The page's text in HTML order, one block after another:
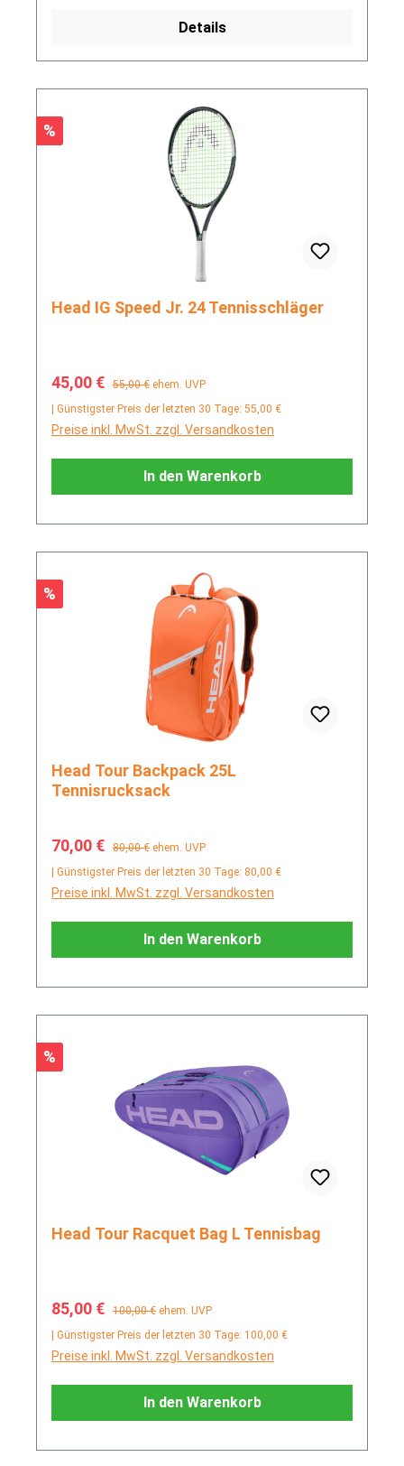
Details
Rabatt
%
Head IG Speed Jr. 24 Tennisschläger
Verkaufspreis:
45,00 € Regulärer Preis:
55,00 € ehem. UVP
| Günstigster Preis der letzten 30 Tage: 55,00 €
Preise inkl. MwSt. zzgl. Versandkosten
In den Warenkorb
Rabatt
%
Head Tour Backpack 25L
Tennisrucksack
Verkaufspreis:
70,00 € Regulärer Preis:
80,00 € ehem. UVP
| Günstigster Preis der letzten 30 Tage: 80,00 €
Preise inkl. MwSt. zzgl. Versandkosten
In den Warenkorb
Rabatt
%
Head Tour Racquet Bag L Tennisbag
Verkaufspreis:
85,00 € Regulärer Preis:
100,00 € ehem. UVP
| Günstigster Preis der letzten 30 Tage: 100,00 €
Preise inkl. MwSt. zzgl. Versandkosten
In den Warenkorb